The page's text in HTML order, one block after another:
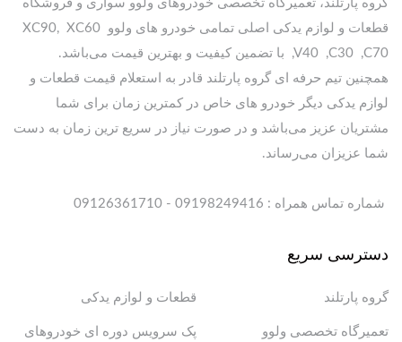
گروه پارتلند، تعمیرگاه تخصصی خودروهای ولوو سواری و فروشگاه
قطعات و لوازم یدکی اصلی تمامی خودرو های ولوو XC90, XC60
,V40 ,C30 ,C70 با تضمین کیفیت و بهترین قیمت می‌باشد.
همچنین تیم حرفه ای گروه پارتلند قادر به استعلام قیمت قطعات و
لوازم یدکی دیگر خودرو های خاص در کمترین زمان برای شما
مشتریان عزیز می‌باشد و در صورت نیاز در سریع ترین زمان به دست
شما عزیزان می‌رساند.
شماره تماس همراه : 09198249416 - 09126361710
دسترسی سریع
گروه پارتلند قطعات و لوازم یدکی
تعمیرگاه تخصصی ولوو
پک سرویس دوره ای خودروهای